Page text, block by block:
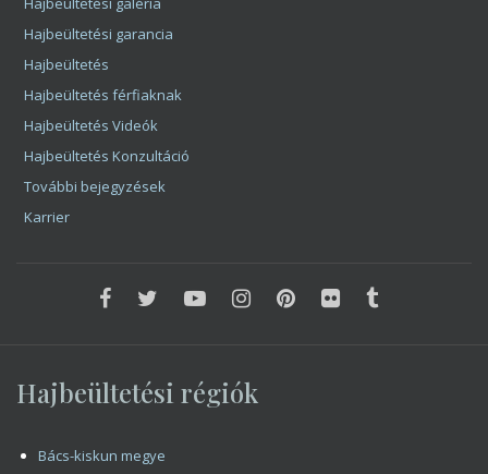
Hajbeültetési garancia
Hajbeültetés
Hajbeültetés férfiaknak
Hajbeültetés Videók
Hajbeültetés Konzultáció
További bejegyzések
Karrier
Hajbeültetési régiók
Bács-kiskun megye